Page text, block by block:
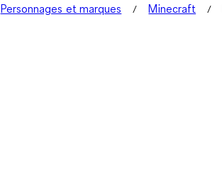
Personnages et marques Minecraft